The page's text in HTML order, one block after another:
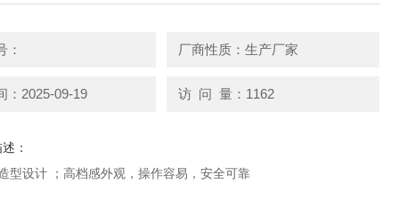
： 厂商性质：生产厂家
：2025-09-19 访 问 量：1162
：
型设计 ；高档感外观，操作容易，安全可靠